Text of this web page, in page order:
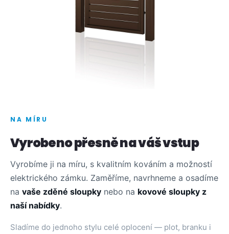
NA MÍRU
Vyrobeno přesně na váš vstup
Vyrobíme ji na míru, s kvalitním kováním a možností
elektrického zámku. Zaměříme, navrhneme a osadíme
na vaše zděné sloupky nebo na kovové sloupky z
naší nabídky.
Sladíme do jednoho stylu celé oplocení — plot, branku i